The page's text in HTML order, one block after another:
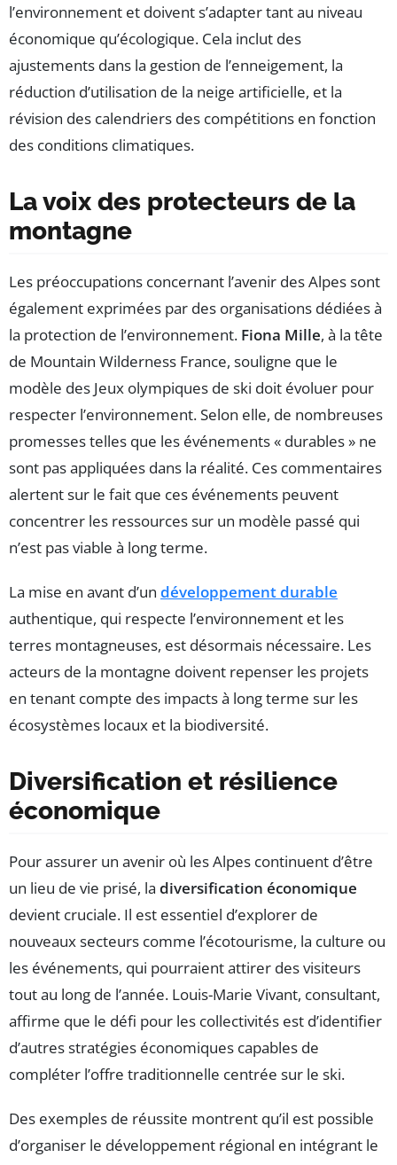
l’environnement et doivent s’adapter tant au niveau
économique qu’écologique. Cela inclut des
ajustements dans la gestion de l’enneigement, la
réduction d’utilisation de la neige artificielle, et la
révision des calendriers des compétitions en fonction
des conditions climatiques.
La voix des protecteurs de la
montagne
Les préoccupations concernant l’avenir des Alpes sont
également exprimées par des organisations dédiées à
la protection de l’environnement. Fiona Mille, à la tête
de Mountain Wilderness France, souligne que le
modèle des Jeux olympiques de ski doit évoluer pour
respecter l’environnement. Selon elle, de nombreuses
promesses telles que les événements « durables » ne
sont pas appliquées dans la réalité. Ces commentaires
alertent sur le fait que ces événements peuvent
concentrer les ressources sur un modèle passé qui
n’est pas viable à long terme.
La mise en avant d’un développement durable
authentique, qui respecte l’environnement et les
terres montagneuses, est désormais nécessaire. Les
acteurs de la montagne doivent repenser les projets
en tenant compte des impacts à long terme sur les
écosystèmes locaux et la biodiversité.
Diversification et résilience
économique
Pour assurer un avenir où les Alpes continuent d’être
un lieu de vie prisé, la diversification économique
devient cruciale. Il est essentiel d’explorer de
nouveaux secteurs comme l’écotourisme, la culture ou
les événements, qui pourraient attirer des visiteurs
tout au long de l’année. Louis-Marie Vivant, consultant,
affirme que le défi pour les collectivités est d’identifier
d’autres stratégies économiques capables de
compléter l’offre traditionnelle centrée sur le ski.
Des exemples de réussite montrent qu’il est possible
d’organiser le développement régional en intégrant le